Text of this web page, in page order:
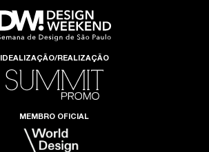
IDEALIZAÇÃO/REALIZAÇÃO
MEMBRO OFICIAL